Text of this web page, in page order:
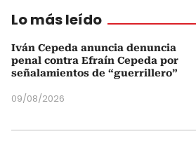
Lo más leído
Iván Cepeda anuncia denuncia
penal contra Efraín Cepeda por
señalamientos de “guerrillero”
09/08/2026